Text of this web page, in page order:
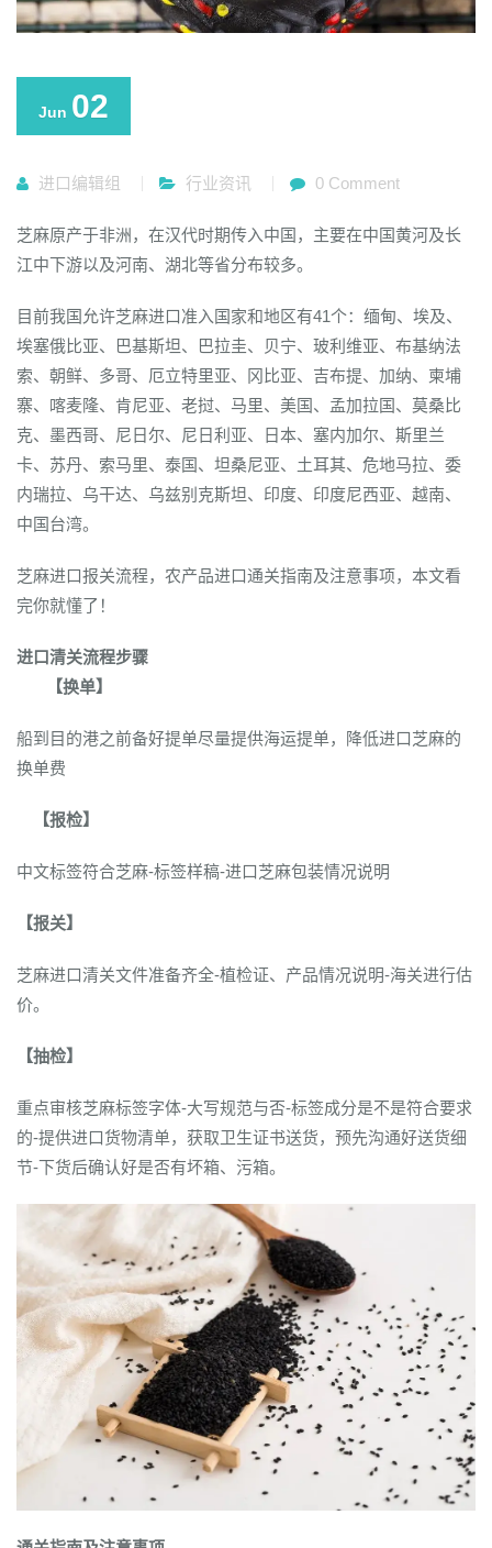
Jun 02
进口编辑组 行业资讯 0 Comment
芝麻原产于非洲，在汉代时期传入中国，主要在中国黄河及长
江中下游以及河南、湖北等省分布较多。
目前我国允许芝麻进口准入国家和地区有41个：缅甸、埃及、
埃塞俄比亚、巴基斯坦、巴拉圭、贝宁、玻利维亚、布基纳法
索、朝鲜、多哥、厄立特里亚、冈比亚、吉布提、加纳、柬埔
寨、喀麦隆、肯尼亚、老挝、马里、美国、孟加拉国、莫桑比
克、墨西哥、尼日尔、尼日利亚、日本、塞内加尔、斯里兰
卡、苏丹、索马里、泰国、坦桑尼亚、土耳其、危地马拉、委
内瑞拉、乌干达、乌兹别克斯坦、印度、印度尼西亚、越南、
中国台湾。
芝麻进口报关流程，农产品进口通关指南及注意事项，本文看
完你就懂了！
进口清关流程步骤
【换单】
船到目的港之前备好提单尽量提供海运提单，降低进口芝麻的
换单费
【报检】
中文标签符合芝麻-标签样稿-进口芝麻包装情况说明
【报关】
芝麻进口清关文件准备齐全-植检证、产品情况说明-海关进行估
价。
【抽检】
重点审核芝麻标签字体-大写规范与否-标签成分是不是符合要求
的-提供进口货物清单，获取卫生证书送货，预先沟通好送货细
节-下货后确认好是否有坏箱、污箱。